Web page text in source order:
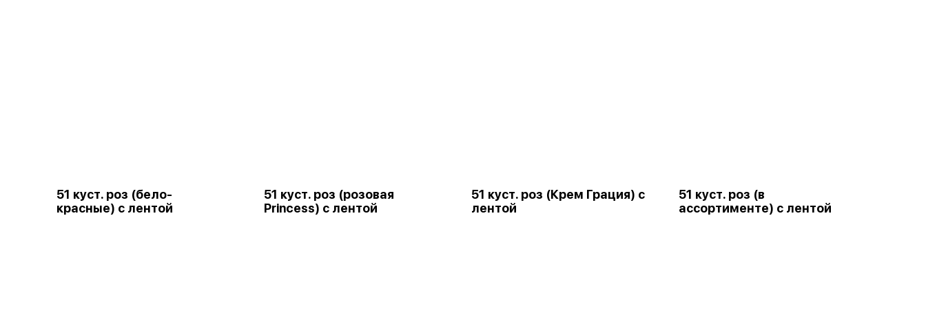
51 куст. роз (бело-
красные) с лентой
51 куст. роз (розовая
Princess) с лентой
51 куст. роз (Крем Грация) с
лентой
51 куст. роз (в
ассортименте) с лентой